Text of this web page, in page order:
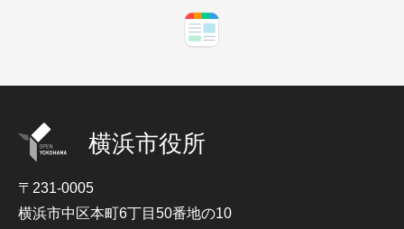
横浜市役所
〒231-0005
横浜市中区本町6丁目50番地の10